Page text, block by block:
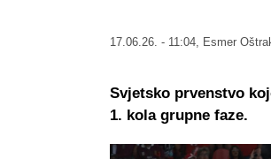
17.06.26. - 11:04, Esmer
Svjetsko prvenstvo
1. kola grupne faze.